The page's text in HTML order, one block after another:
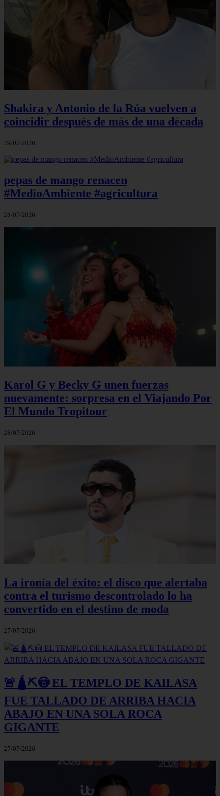
Shakira y Antonio de la Rúa vuelven a
coincidir después de más de una década
29/07/2026
pepas de mango renacen
#MedioAmbiente #agricultura
28/07/2026
Karol G y Becky G unen fuerzas
nuevamente: sorpresa en el Viajando Por
El Mundo Tropitour
28/07/2026
La ironía del éxito: el disco que alertaba
contra el turismo descontrolado lo ha
convertido en el destino de moda
27/07/2026
🚨🛕⛏️😳 EL TEMPLO DE KAILASA
FUE TALLADO DE ARRIBA HACIA
ABAJO EN UNA SOLA ROCA
GIGANTE
27/07/2026